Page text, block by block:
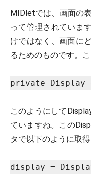
MIDletでは、画面の
って管理されていま
けではなく、画面に
るためのものです。こ
private Display
このようにして
ていますね。この
タで以下のように取得
display =